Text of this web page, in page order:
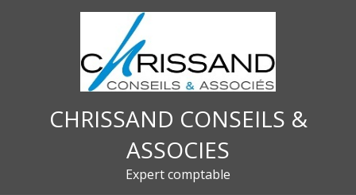
CHRISSAND CONSEILS &
ASSOCIES
Expert comptable